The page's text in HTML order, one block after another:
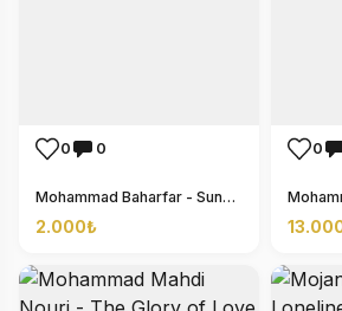
0 0
Mohammad Baharfar - Sunshine Over Lake
2.000₺
0